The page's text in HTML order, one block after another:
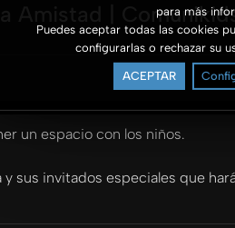
para más
Puedes aceptar todas las cookies
configurarlas o rechazar su
ACEPTAR
Amistad |
un espacio con los niños.
sus invitados especiales que